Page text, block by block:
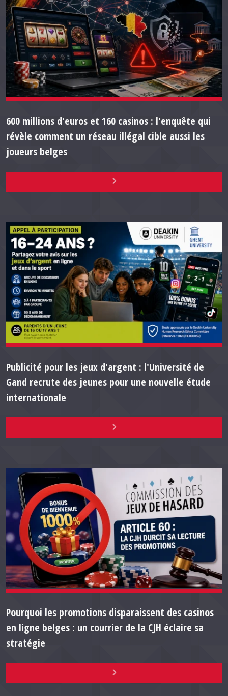
600 millions d'euros et 160 casinos : l'enquête qui
révèle comment un réseau illégal cible aussi les
joueurs belges
Publicité pour les jeux d'argent : l'Université de
Gand recrute des jeunes pour une nouvelle étude
internationale
Pourquoi les promotions disparaissent des casinos
en ligne belges : un courrier de la CJH éclaire sa
stratégie